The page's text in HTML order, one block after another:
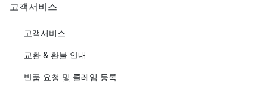
고객서비스
고객서비스
교환 & 환불 안내
반품 요청 및 클레임 등록